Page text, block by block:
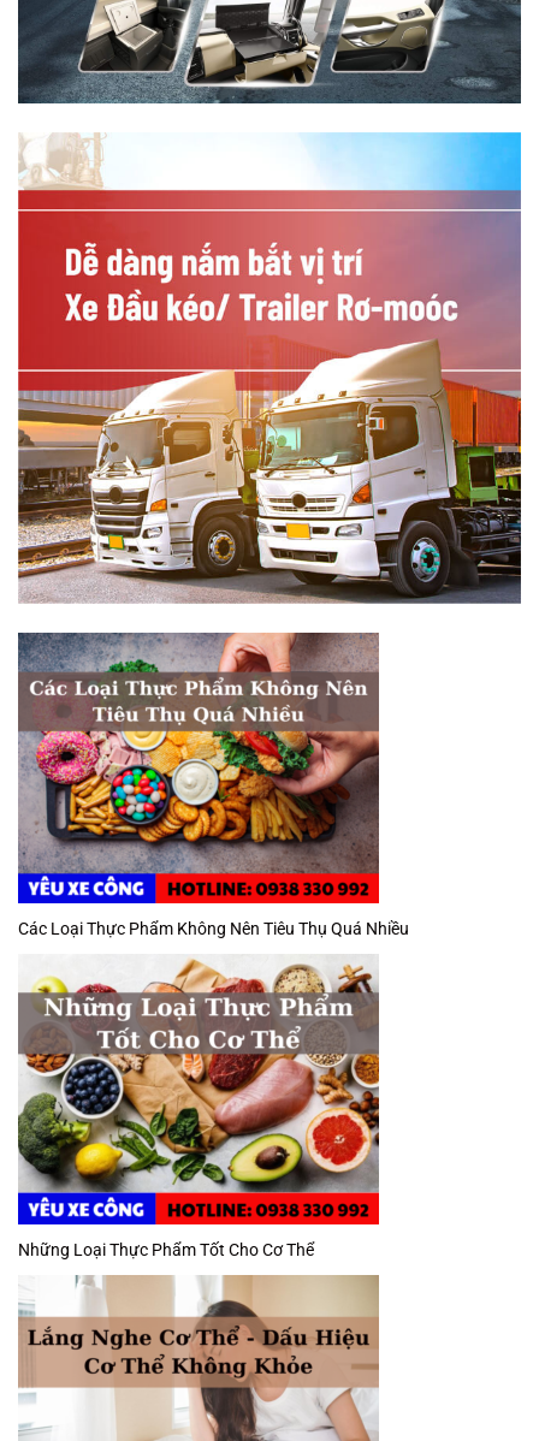
Các Loại Thực Phẩm Không Nên Tiêu Thụ Quá Nhiều
Những Loại Thực Phẩm Tốt Cho Cơ Thể